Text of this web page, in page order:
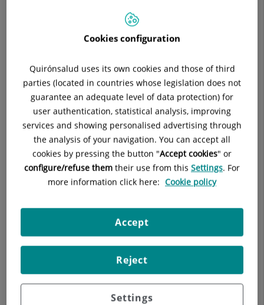
Atención al paciente:
Si tienes alguna duda como paciente llámanos al:
Otras formas de contacto
Dirección:
Avda. de la Constitución, 249
28850 Torrejón de Ardoz Madrid
Cookies configuration
Quirónsalud uses its own cookies and those of third
parties (located in countries whose legislation does not
guarantee an adequate level of data protection) for
user authentication, statistical analysis, improving
services and showing personalised advertising through
the analysis of your navigation. You can accept all
cookies by pressing the button "Accept cookies" or
configure/refuse them their use from this Settings. For
more information click here: Cookie policy
Settings
Reject
Accept